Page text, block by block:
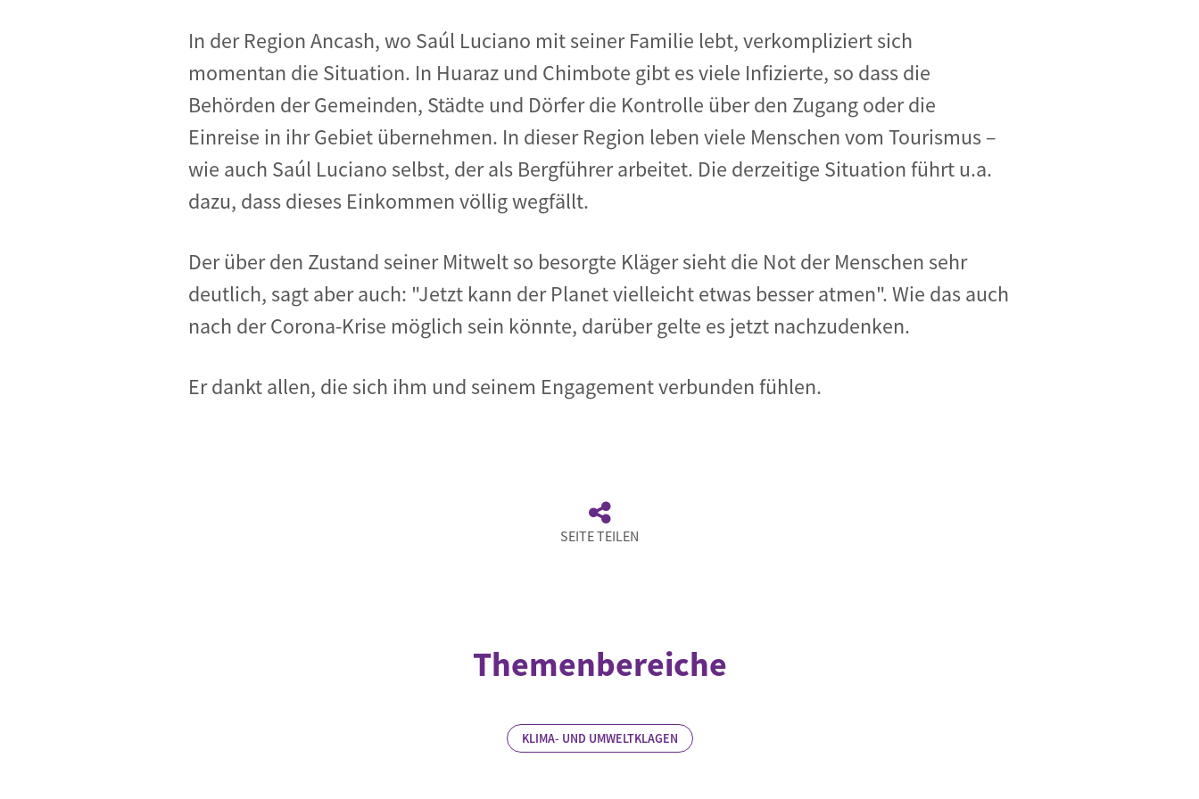
In der Region Ancash, wo Saúl Luciano mit seiner Familie lebt, verkompliziert sich
momentan die Situation. In Huaraz und Chimbote gibt es viele Infizierte, so dass die
Behörden der Gemeinden, Städte und Dörfer die Kontrolle über den Zugang oder die
Einreise in ihr Gebiet übernehmen. In dieser Region leben viele Menschen vom Tourismus –
wie auch Saúl Luciano selbst, der als Bergführer arbeitet. Die derzeitige Situation führt u.a.
dazu, dass dieses Einkommen völlig wegfällt.
Der über den Zustand seiner Mitwelt so besorgte Kläger sieht die Not der Menschen sehr
deutlich, sagt aber auch: "Jetzt kann der Planet vielleicht etwas besser atmen". Wie das auch
nach der Corona-Krise möglich sein könnte, darüber gelte es jetzt nachzudenken.
Er dankt allen, die sich ihm und seinem Engagement verbunden fühlen.
SEITE TEILEN
Themenbereiche
KLIMA- UND UMWELTKLAGEN